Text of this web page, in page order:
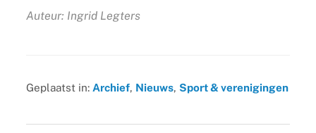
Auteur: Ingrid Legters
Geplaatst in: Archief, Nieuws, Sport & verenigingen